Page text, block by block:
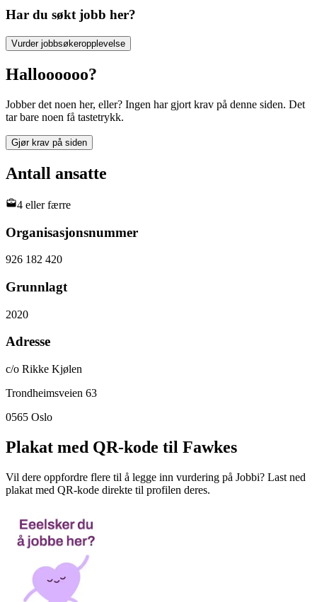
Har du søkt jobb her?
Vurder jobbsøkeropplevelse
Halloooooo?
Jobber det noen her, eller? Ingen har gjort krav på denne siden. Det
tar bare noen få tastetrykk.
Gjør krav på siden
Antall ansatte
4 eller færre
Organisasjonsnummer
926 182 420
Grunnlagt
2020
Adresse
c/o Rikke Kjølen
Trondheimsveien 63
0565 Oslo
Plakat med QR-kode til Fawkes
Vil dere oppfordre flere til å legge inn vurdering på Jobbi? Last ned
plakat med QR-kode direkte til profilen deres.